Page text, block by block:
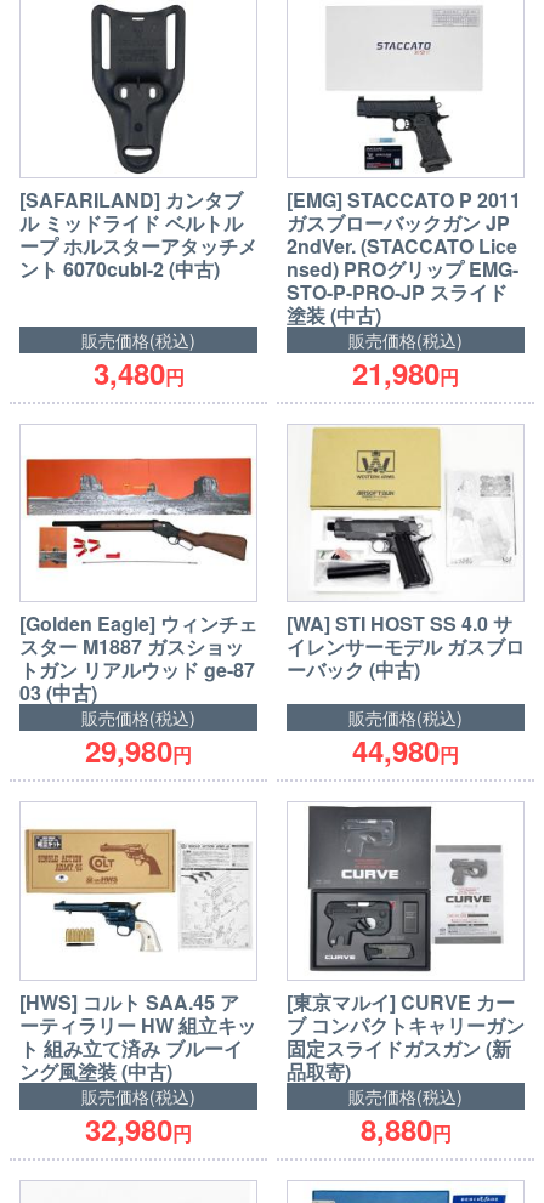
[SAFARILAND] カンタブ
ル ミッドライド ベルトル
ープ ホルスターアタッチメ
ント 6070cubl-2 (中古)
販売価格(税込)
3,480円
[EMG] STACCATO P 2011
ガスブローバックガン JP
2ndVer. (STACCATO Lice
nsed) PROグリップ EMG-
STO-P-PRO-JP スライド
塗装 (中古)
販売価格(税込)
21,980円
[Golden Eagle] ウィンチェ
スター M1887 ガスショッ
トガン リアルウッド ge-87
03 (中古)
販売価格(税込)
29,980円
[WA] STI HOST SS 4.0 サ
イレンサーモデル ガスブロ
ーバック (中古)
販売価格(税込)
44,980円
[HWS] コルト SAA.45 ア
ーティラリー HW 組立キッ
ト 組み立て済み ブルーイ
ング風塗装 (中古)
販売価格(税込)
32,980円
[東京マルイ] CURVE カー
ブ コンパクトキャリーガン
固定スライドガスガン (新
品取寄)
販売価格(税込)
8,880円